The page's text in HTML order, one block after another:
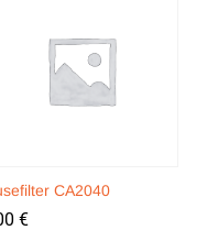
CA2040
€